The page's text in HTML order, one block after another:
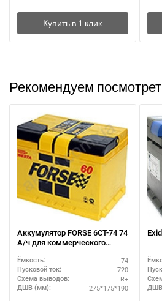
Рекомендуем
Аккумулятор FORSE 6СТ-74 74
А/ч для коммерческого
Ёмкость: 74
Пусковой ток: 720
Схема выводов: R+
ДШВ (мм): 275*175*190